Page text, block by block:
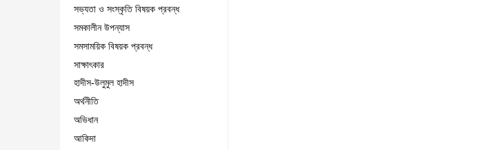
সভ্যতা ও সংস্কৃতি বিষয়ক প্রবন্ধ
সমকালীন উপন্যাস
সমসাময়িক বিষয়ক প্রবন্ধ
সাক্ষাৎকার
হাদীস-উলুমুল হাদীস
অর্থনীতি
অভিধান
আকিদা